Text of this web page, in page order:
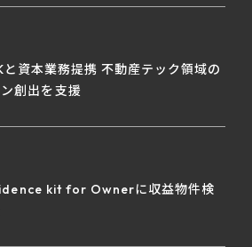
資本業務提携 不動産テック領域の
創出を支援
kit for Ownerに収益物件検